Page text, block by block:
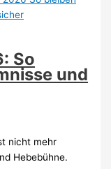
So
und
nicht mehr
Hebebühne.